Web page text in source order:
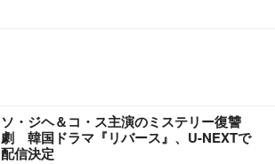
ソ・ジヘ＆コ・ス主演のミステリー復讐
劇 韓国ドラマ『リバース』、U-NEXTで
配信決定